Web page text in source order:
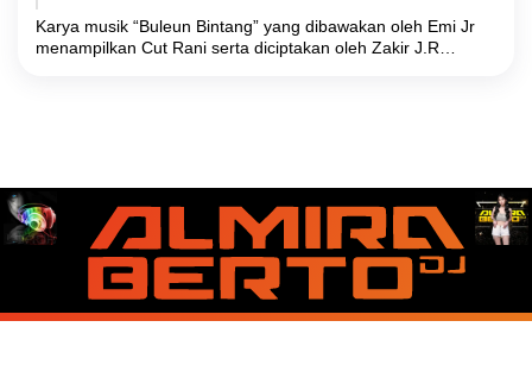
Karya musik “Buleun Bintang” yang dibawakan oleh Emi Jr
menampilkan Cut Rani serta diciptakan oleh Zakir J.R